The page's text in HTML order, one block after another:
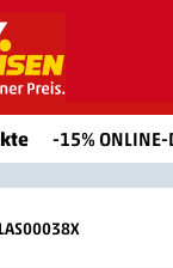
-15% ONLINE-